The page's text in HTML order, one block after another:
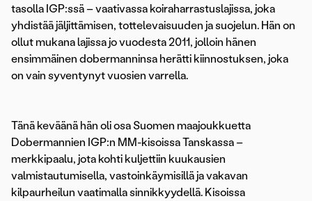
tasolla IGP:ssä – vaativassa koiraharrastuslajissa, joka
yhdistää jäljittämisen, tottelevaisuuden ja suojelun. Hän on
ollut mukana lajissa jo vuodesta 2011, jolloin hänen
ensimmäinen dobermanninsa herätti kiinnostuksen, joka
on vain syventynyt vuosien varrella.
Tänä keväänä hän oli osa Suomen maajoukkuetta
Dobermannien IGP:n MM-kisoissa Tanskassa –
merkkipaalu, jota kohti kuljettiin kuukausien
valmistautumisella, vastoinkäymisillä ja vakavan
kilpaurheilun vaatimalla sinnikkyydellä. Kisoissa